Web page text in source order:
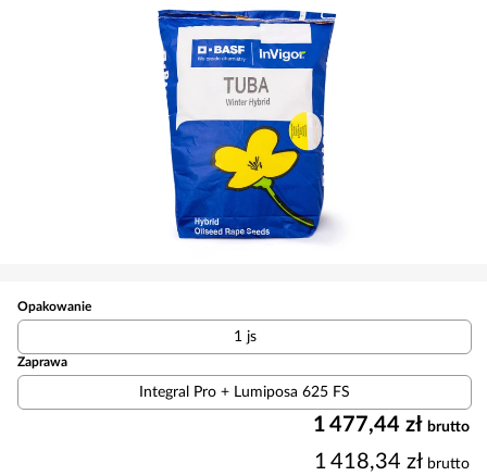
Opakowanie
1 js
Zaprawa
Integral Pro + Lumiposa 625 FS
1 477,44 zł brutto
1 418,34 zł brutto